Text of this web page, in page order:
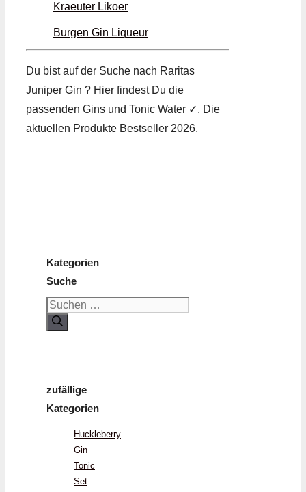
Kraeuter Likoer
Burgen Gin Liqueur
Du bist auf der Suche nach Raritas
Juniper Gin ? Hier findest Du die
passenden Gins und Tonic Water ✓. Die
aktuellen Produkte Bestseller 2026.
Kategorien
Suche
Suchen
nach:
zufällige
Kategorien
Huckleberry
Gin
Tonic
Set